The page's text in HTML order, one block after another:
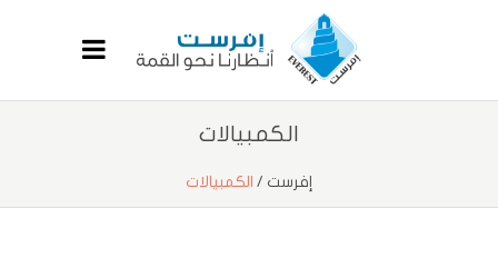
الكمبيالات
إفرست / الكمبيالات